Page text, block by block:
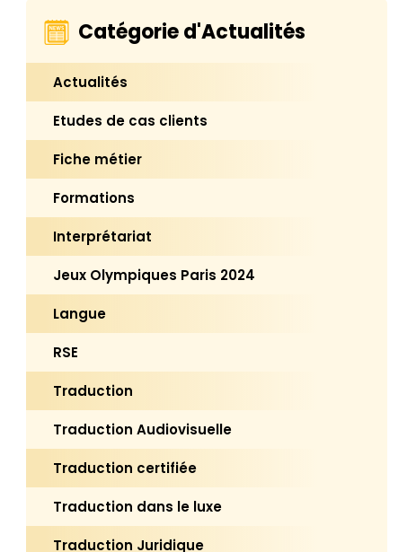
Catégorie d'Actualités
Actualités
Etudes de cas clients
Fiche métier
Formations
Interprétariat
Jeux Olympiques Paris 2024
Langue
RSE
Traduction
Traduction Audiovisuelle
Traduction certifiée
Traduction dans le luxe
Traduction Juridique